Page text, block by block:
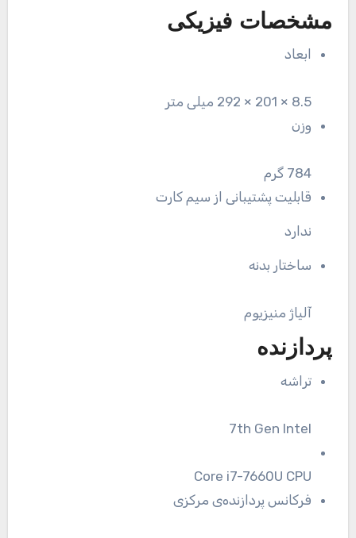
مشخصات فیزیکی
ابعاد
8.5 × 201 × 292 میلی متر
وزن
784 گرم
قابلیت پشتیبانی از سیم کارت
ندارد
ساختار بدنه
آلیاژ منیزیوم
پردازنده
تراشه
7th Gen Intel
Core i7-7660U CPU
فرکانس پردازنده‌ی مرکزی